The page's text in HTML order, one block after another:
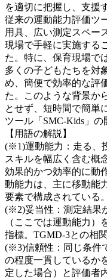
を適切に把握し、支援
従来の運動能力評価ツ
用具、広い測定スペー
現場で手軽に実施する
た。特に、保育現場で
多くの子どもたちを対
め、簡便で効率的な評
た。このような背景か
とせず、短時間で簡単
ツール「SMC-Kids」
【用語の解説】
(※1)運動能力：走る、
スキルを幅広く含む概
効果的かつ効率的に動
動能力は、主に移動能
要素で構成されている。
(※2)妥当性：測定結果
（ここでは運動能力
指標。TGMD-3との相
(※3)信頼性：同じ条件
の程度一貫しているか
定した場合）と評価者